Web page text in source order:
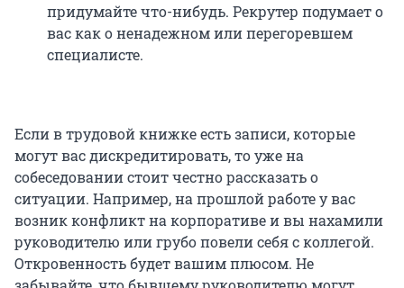
придумайте что-нибудь. Рекрутер подумает о
вас как о ненадежном или перегоревшем
специалисте.
Если в трудовой книжке есть записи, которые
могут вас дискредитировать, то уже на
собеседовании стоит честно рассказать о
ситуации. Например, на прошлой работе у вас
возник конфликт на корпоративе и вы нахамили
руководителю или грубо повели себя с коллегой.
Откровенность будет вашим плюсом. Не